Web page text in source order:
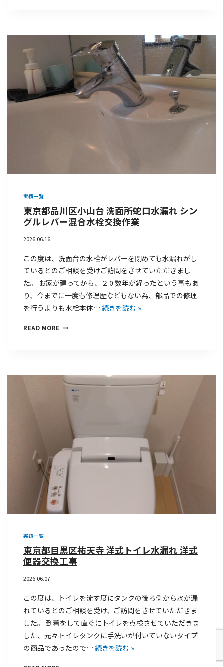
実績一覧
東京都品川区小山台 洗面所蛇口水漏れ シン
グルレバー混合水栓交換作業
2026.06.16
この度は、洗面台の水栓がレバーを閉めても水漏れがし
ているとのご相談を受けご訪問をさせていただきまし
た。 お家が建ってから、２０数年が経ったという事もあ
り、今までに一度も修理歴などもない為、部品での修理
を行うよりも水栓本体… 続きを読む »
READ MORE
実績一覧
東京都目黒区祐天寺 洋式トイレ水漏れ 洋式
便器交換工事
2026.06.07
この度は、トイレを流す度にタンクの後ろ側から水が漏
れているとのご相談を受け、ご訪問をさせていただきま
した。 到着をして直ぐにトイレを点検させていただきま
した、元々トイレタンクに手洗いが付いていないタイプ
の商品であったので… 続きを読む »